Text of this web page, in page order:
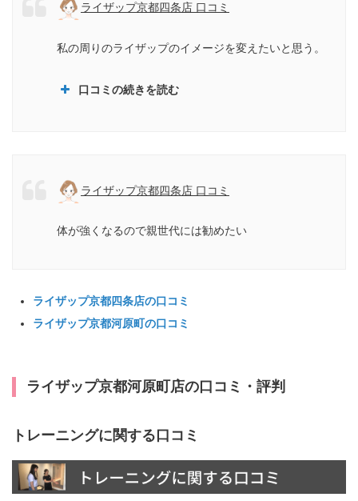
ライザップ京都四条店 口コミ
私の周りのライザップのイメージを変えたいと思う。
口コミの続きを読む
ライザップ京都四条店 口コミ
体が強くなるので親世代には勧めたい
ライザップ京都四条店の口コミ
ライザップ京都河原町の口コミ
ライザップ京都河原町店の口コミ・評判
トレーニングに関する口コミ